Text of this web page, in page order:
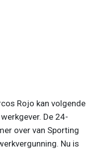
Rojo kan volgende
De 24-
over van Sporting
Nu is